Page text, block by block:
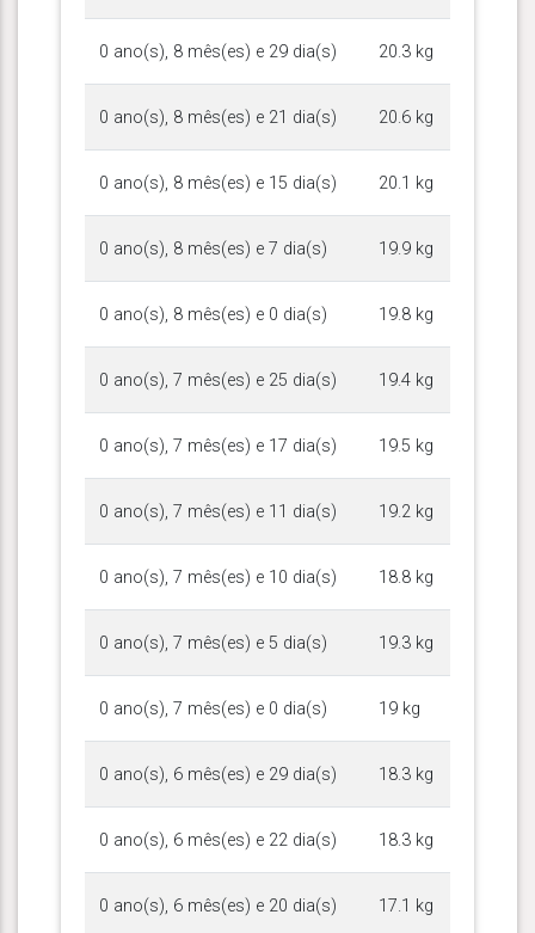
0 ano(s), 8 mês(es) e 29 dia(s) 20.3 kg
0 ano(s), 8 mês(es) e 21 dia(s) 20.6 kg
0 ano(s), 8 mês(es) e 15 dia(s) 20.1 kg
0 ano(s), 8 mês(es) e 7 dia(s) 19.9 kg
0 ano(s), 8 mês(es) e 0 dia(s) 19.8 kg
0 ano(s), 7 mês(es) e 25 dia(s) 19.4 kg
0 ano(s), 7 mês(es) e 17 dia(s) 19.5 kg
0 ano(s), 7 mês(es) e 11 dia(s) 19.2 kg
0 ano(s), 7 mês(es) e 10 dia(s) 18.8 kg
0 ano(s), 7 mês(es) e 5 dia(s) 19.3 kg
0 ano(s), 7 mês(es) e 0 dia(s) 19 kg
0 ano(s), 6 mês(es) e 29 dia(s) 18.3 kg
0 ano(s), 6 mês(es) e 22 dia(s) 18.3 kg
0 ano(s), 6 mês(es) e 20 dia(s) 17.1 kg